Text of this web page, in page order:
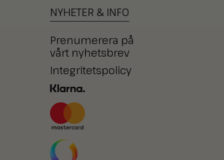
NYHETER & INFO
Prenumerera på
vårt nyhetsbrev
Integritetspolicy